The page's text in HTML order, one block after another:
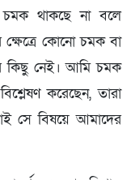
চমক থাকছে না বলে
ক্ষেত্রে কোনো চমক বা
কিছু নেই। আমি চমক
করেছেন, তারা
সে বিষয়ে আমাদের